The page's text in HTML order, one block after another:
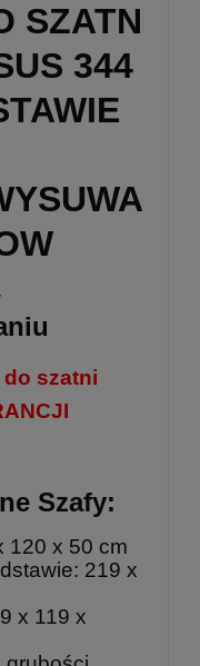
SZATN
344
do szatni
Szafy:
120 x 50 cm
219 x
x 119 x